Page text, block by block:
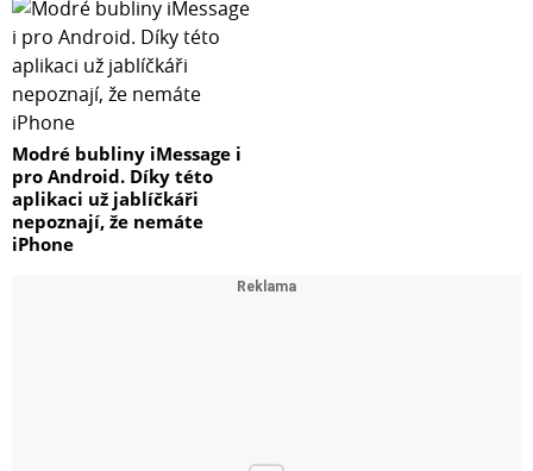
Modré bubliny iMessage i
pro Android. Díky této
aplikaci už jablíčkáři
nepoznají, že nemáte
iPhone